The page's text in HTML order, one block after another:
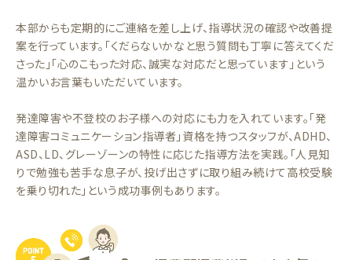
本部からも定期的にご連絡を差し上げ、指導状況の確認や改善提
案を行っています。「くだらないかなと思う質問も丁寧に答えてくだ
さった」「心のこもった対応、誠実な対応だと思っています」という
温かいお言葉もいただいています。
発達障害や不登校のお子様への対応にも力を入れています。「発
達障害コミュニケーション指導者」資格を持つスタッフが、ADHD、
ASD、LD、グレーゾーンの特性に応じた指導方法を実践。「人見知
りで勉強も苦手な息子が、投げ出さずに取り組み続けて高校受験
を乗り切れた」という成功事例もあります。